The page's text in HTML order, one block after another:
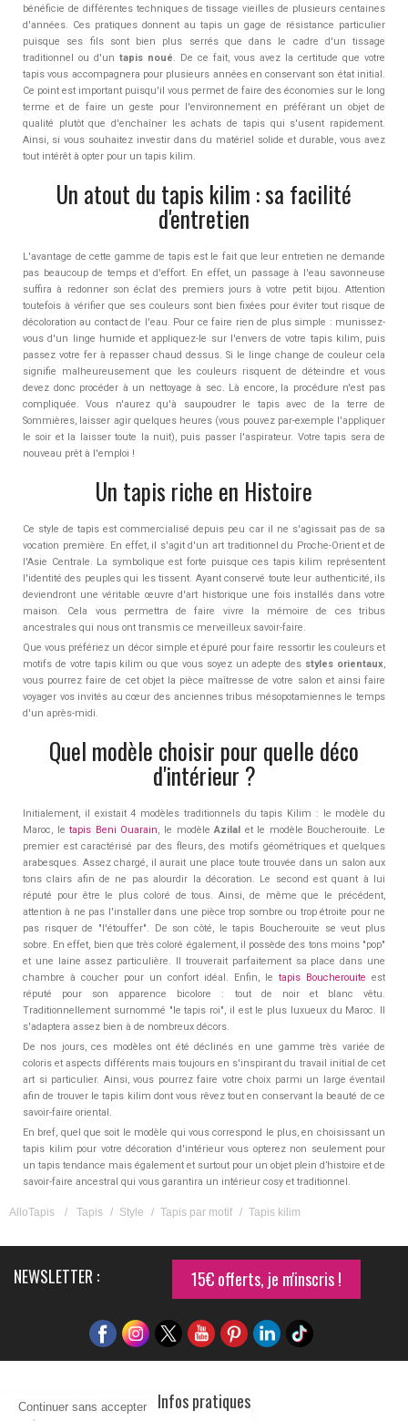
Continuer sans accepter
bénéficie de différentes techniques de tissage vieilles de plusieurs centaines
d'années. Ces pratiques donnent au tapis un gage de résistance particulier
puisque ses fils sont bien plus serrés que dans le cadre d'un tissage
traditionnel ou d'un tapis noué. De ce fait, vous avez la certitude que votre
tapis vous accompagnera pour plusieurs années en conservant son état initial.
Ce point est important puisqu'il vous permet de faire des économies sur le long
terme et de faire un geste pour l'environnement en préférant un objet de
qualité plutôt que d'enchaîner les achats de tapis qui s'usent rapidement.
Ainsi, si vous souhaitez investir dans du matériel solide et durable, vous avez
tout intérêt à opter pour un tapis kilim.
Un atout du tapis kilim : sa facilité
d'entretien
L'avantage de cette gamme de tapis est le fait que leur entretien ne demande
pas beaucoup de temps et d'effort. En effet, un passage à l'eau savonneuse
suffira à redonner son éclat des premiers jours à votre petit bijou. Attention
toutefois à vérifier que ses couleurs sont bien fixées pour éviter tout risque de
décoloration au contact de l'eau. Pour ce faire rien de plus simple : munissez-
vous d'un linge humide et appliquez-le sur l'envers de votre tapis kilim, puis
passez votre fer à repasser chaud dessus. Si le linge change de couleur cela
signifie malheureusement que les couleurs risquent de déteindre et vous
devez donc procéder à un nettoyage à sec. Là encore, la procédure n'est pas
compliquée. Vous n'aurez qu'à saupoudrer le tapis avec de la terre de
Sommières, laisser agir quelques heures (vous pouvez par-exemple l'appliquer
le soir et la laisser toute la nuit), puis passer l'aspirateur. Votre tapis sera de
nouveau prêt à l'emploi !
Un tapis riche en Histoire
Ce style de tapis est commercialisé depuis peu car il ne s'agissait pas de sa
vocation première. En effet, il s'agit d'un art traditionnel du Proche-Orient et de
l'Asie Centrale. La symbolique est forte puisque ces tapis kilim représentent
l'identité des peuples qui les tissent. Ayant conservé toute leur authenticité, ils
deviendront une véritable œuvre d'art historique une fois installés dans votre
maison. Cela vous permettra de faire vivre la mémoire de ces tribus
ancestrales qui nous ont transmis ce merveilleux savoir-faire.
Que vous préfériez un décor simple et épuré pour faire ressortir les couleurs et
motifs de votre tapis kilim ou que vous soyez un adepte des styles orientaux,
vous pourrez faire de cet objet la pièce maîtresse de votre salon et ainsi faire
voyager vos invités au cœur des anciennes tribus mésopotamiennes le temps
d'un après-midi.
Quel modèle choisir pour quelle déco
d'intérieur ?
Initialement, il existait 4 modèles traditionnels du tapis Kilim : le modèle du
Maroc, letapis Beni Ouarain, le modèleAzilal
et le modèle Boucherouite. Le
premier est caractérisé par des fleurs, des motifs géométriques et quelques
arabesques. Assez chargé, il aurait une place toute trouvée dans un salon aux
tons clairs afin de ne pas alourdir la décoration. Le second est quant à lui
réputé pour être le plus coloré de tous. Ainsi, de même que le précédent,
attention à ne pas l'installer dans une pièce trop sombre ou trop étroite pour ne
pas risquer de "l'étouffer". De son côté, le tapis Boucherouite se veut plus
sobre. En effet, bien que très coloré également, il possède des tons moins "pop"
et une laine assez particulière. Il trouverait parfaitement sa place dans une
chambre à coucher pour un confort idéal. Enfin, le tapis Boucherouite est
réputé pour son apparence bicolore : tout de noir et blanc vêtu.
Traditionnellement surnommé "le tapis roi", il est le plus luxueux du Maroc. Il
s'adaptera assez bien à de nombreux décors.
De nos jours, ces modèles ont été déclinés en une gamme très variée de
coloris et aspects différents mais toujours en s'inspirant du travail initial de cet
art si particulier. Ainsi, vous pourrez faire votre choix parmi un large éventail
afin de trouver le tapis kilim dont vous rêvez tout en conservant la beauté de ce
savoir-faire oriental.
En bref, quel que soit le modèle qui vous correspond le plus, en choisissant un
tapis kilim pour votre décoration d'intérieur vous opterez non seulement pour
un tapis tendance mais également et surtout pour un objet plein d’histoire et de
savoir-faire ancestral qui vous garantira un intérieur cosy et traditionnel.
AlloTapis / Tapis / Style / Tapis par motif / Tapis kilim
NEWSLETTER : 15€ offerts, je m'inscris !
Infos pratiques